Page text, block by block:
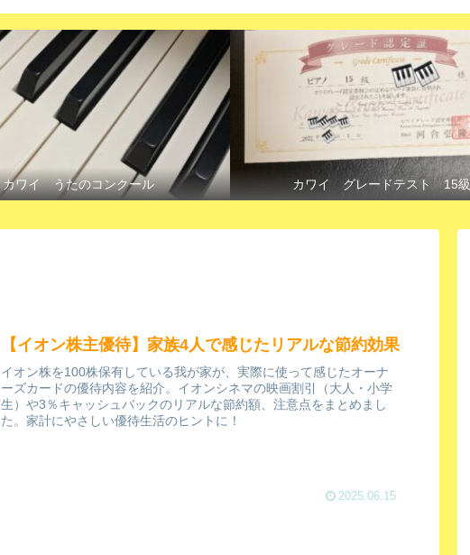
カワイ うたのコンクール カワイ グレードテスト 15級
【イオン株主優待】家族4人で感じたリアルな節約効果
イオン株を100株保有している我が家が、実際に使って感じたオーナ
ーズカードの優待内容を紹介。イオンシネマの映画割引（大人・小学
生）や3％キャッシュバックのリアルな節約額、注意点をまとめまし
た。家計にやさしい優待生活のヒントに！
2025.06.15